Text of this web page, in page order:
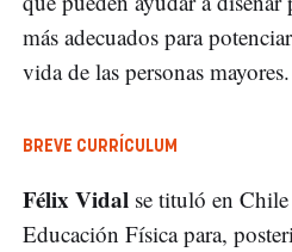
más adecuados para
vida de las personas mayores.
BREVE CURRÍCULUM
Félix Vidal se tituló en
Educación Física para,